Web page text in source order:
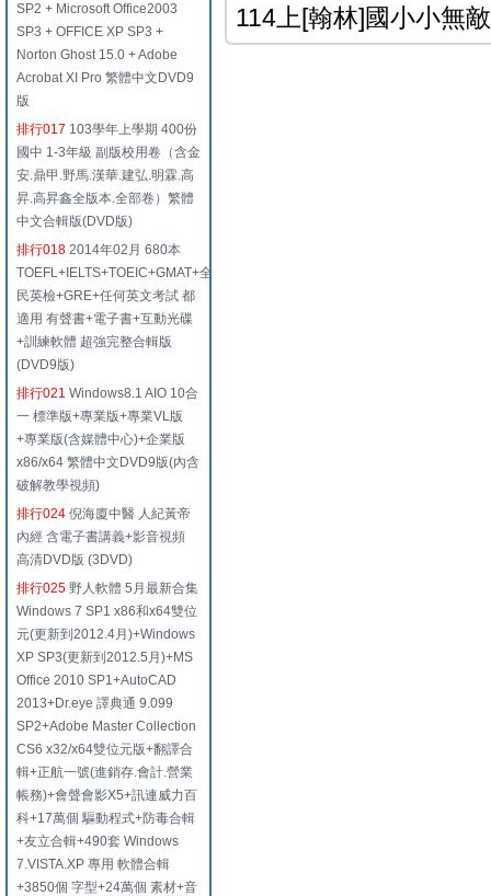
SP2 + Microsoft Office2003
SP3 + OFFICE XP SP3 +
Norton Ghost 15.0 + Adobe
Acrobat XI Pro 繁體中文DVD9
版
排行017 103學年上學期 400份
國中 1-3年級 副版校用卷（含金
安.鼎甲.野馬.漢華.建弘.明霖.高
昇.高昇鑫全版本.全部卷）繁體
中文合輯版(DVD版)
排行018 2014年02月 680本
TOEFL+IELTS+TOEIC+GMAT+全
民英檢+GRE+任何英文考試 都
適用 有聲書+電子書+互動光碟
+訓練軟體 超強完整合輯版
(DVD9版)
排行021 Windows8.1 AIO 10合
一 標準版+專業版+專業VL版
+專業版(含媒體中心)+企業版
x86/x64 繁體中文DVD9版(內含
破解教學視頻)
排行024 倪海廈中醫 人紀黃帝
內經 含電子書講義+影音視頻
高清DVD版 (3DVD)
排行025 野人軟體 5月最新合集
Windows 7 SP1 x86和x64雙位
元(更新到2012.4月)+Windows
XP SP3(更新到2012.5月)+MS
Office 2010 SP1+AutoCAD
2013+Dr.eye 譯典通 9.099
SP2+Adobe Master Collection
CS6 x32/x64雙位元版+翻譯合
輯+正航一號(進銷存.會計.營業
帳務)+會聲會影X5+訊連威力百
科+17萬個 驅動程式+防毒合輯
+友立合輯+490套 Windows
7.VISTA.XP 專用 軟體合輯
+3850個 字型+24萬個 素材+音
114上[翰林]國小小無